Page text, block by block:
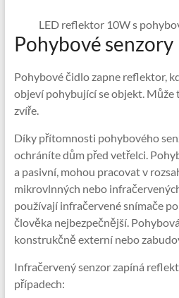
LED reflektor 10W s
Pohybové senzory
Pohybové čidlo zapne reflektor,
objeví pohybující se objekt.
zvíře.
Díky přítomnosti pohybového
ochráníte dům před vetřelci.
a pasivní, mohou pracovat v
mikrovlnných nebo
používají infračervené snímače
člověka nejbezpečnější.
konstrukčně externí nebo
Infračervený senzor zapíná
případech: